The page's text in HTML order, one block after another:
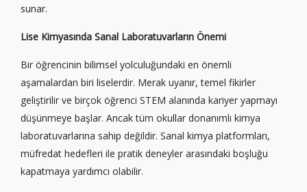
sunar.
Lise Kimyasında Sanal Laboratuvarların Önemi
Bir öğrencinin bilimsel yolculuğundaki en önemli
aşamalardan biri liselerdir. Merak uyanır, temel fikirler
geliştirilir ve birçok öğrenci STEM alanında kariyer yapmayı
düşünmeye başlar. Ancak tüm okullar donanımlı kimya
laboratuvarlarına sahip değildir. Sanal kimya platformları,
müfredat hedefleri ile pratik deneyler arasındaki boşluğu
kapatmaya yardımcı olabilir.